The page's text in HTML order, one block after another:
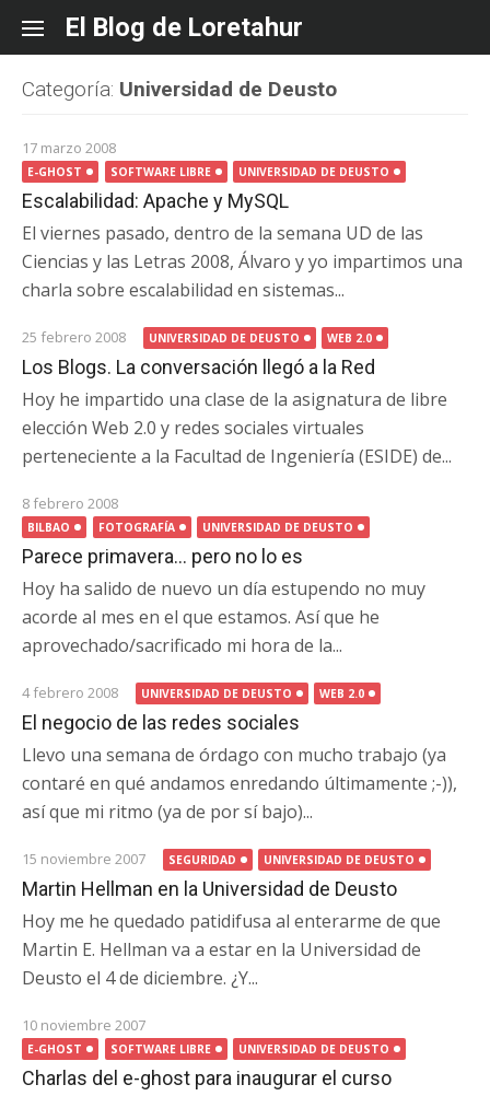
content
El Blog de Loretahur
Categoría: Universidad de Deusto
17 marzo 2008
E-GHOST SOFTWARE LIBRE UNIVERSIDAD DE DEUSTO
Escalabilidad: Apache y MySQL
El viernes pasado, dentro de la semana UD de las
Ciencias y las Letras 2008, Álvaro y yo impartimos una
charla sobre escalabilidad en sistemas...
25 febrero 2008 UNIVERSIDAD DE DEUSTO WEB 2.0
Los Blogs. La conversación llegó a la Red
Hoy he impartido una clase de la asignatura de libre
elección Web 2.0 y redes sociales virtuales
perteneciente a la Facultad de Ingeniería (ESIDE) de...
8 febrero 2008
BILBAO FOTOGRAFÍA UNIVERSIDAD DE DEUSTO
Parece primavera… pero no lo es
Hoy ha salido de nuevo un día estupendo no muy
acorde al mes en el que estamos. Así que he
aprovechado/sacrificado mi hora de la...
4 febrero 2008 UNIVERSIDAD DE DEUSTO WEB 2.0
El negocio de las redes sociales
Llevo una semana de órdago con mucho trabajo (ya
contaré en qué andamos enredando últimamente ;-)),
así que mi ritmo (ya de por sí bajo)...
15 noviembre 2007 SEGURIDAD UNIVERSIDAD DE DEUSTO
Martin Hellman en la Universidad de Deusto
Hoy me he quedado patidifusa al enterarme de que
Martin E. Hellman va a estar en la Universidad de
Deusto el 4 de diciembre. ¿Y...
10 noviembre 2007
E-GHOST SOFTWARE LIBRE UNIVERSIDAD DE DEUSTO
Charlas del e-ghost para inaugurar el curso